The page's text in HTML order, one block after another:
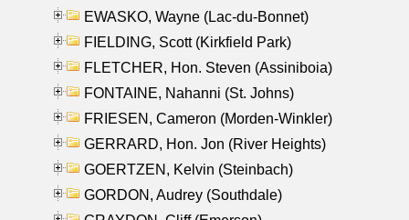
EWASKO, Wayne (Lac-du-Bonnet)
FIELDING, Scott (Kirkfield Park)
FLETCHER, Hon. Steven (Assiniboia)
FONTAINE, Nahanni (St. Johns)
FRIESEN, Cameron (Morden-Winkler)
GERRARD, Hon. Jon (River Heights)
GOERTZEN, Kelvin (Steinbach)
GORDON, Audrey (Southdale)